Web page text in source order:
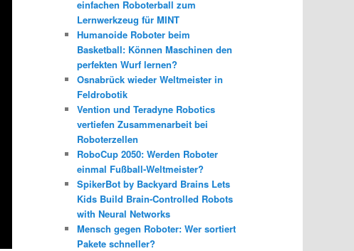
einfachen Roboterball zum
Lernwerkzeug für MINT
Humanoide Roboter beim
Basketball: Können Maschinen den
perfekten Wurf lernen?
Osnabrück wieder Weltmeister in
Feldrobotik
Vention und Teradyne Robotics
vertiefen Zusammenarbeit bei
Roboterzellen
RoboCup 2050: Werden Roboter
einmal Fußball-Weltmeister?
SpikerBot by Backyard Brains Lets
Kids Build Brain-Controlled Robots
with Neural Networks
Mensch gegen Roboter: Wer sortiert
Pakete schneller?